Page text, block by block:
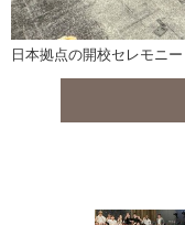
日本拠点の開校セレモニー